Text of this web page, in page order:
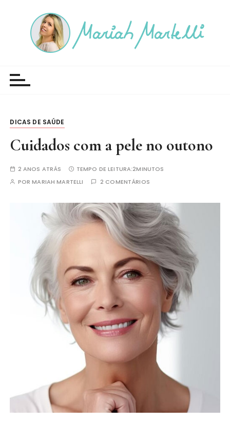
DICAS DE SAÚDE
Cuidados com a pele no outono
2 ANOS ATRÁS TEMPO DE LEITURA:2MINUTOS
PORMARIAH MARTELLI 2 COMENTÁRIOS